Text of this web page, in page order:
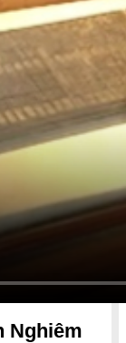
Nghiêm